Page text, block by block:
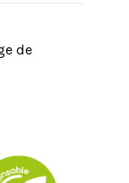
de